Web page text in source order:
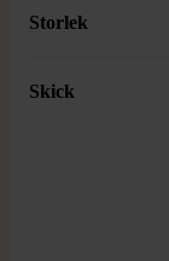
Storlek
Skick